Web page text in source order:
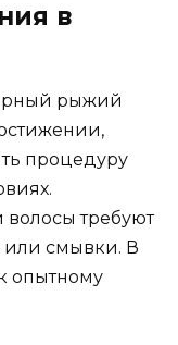
в
рыжий
процедуру
волосы требуют
или смывки. В
опытному